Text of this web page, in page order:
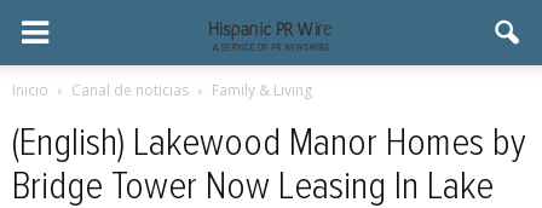
Inicio Canal de noticias Family & Living
(English) Lakewood Manor Homes by
Bridge Tower Now Leasing In Lake